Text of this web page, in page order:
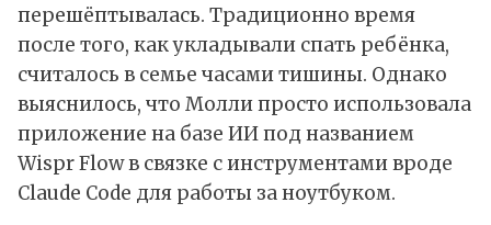
перешёптывалась. Традиционно время
после того, как укладывали спать ребёнка,
считалось в семье часами тишины. Однако
выяснилось, что Молли просто использовала
приложение на базе ИИ под названием
Wispr Flow в связке с инструментами вроде
Claude Code для работы за ноутбуком.